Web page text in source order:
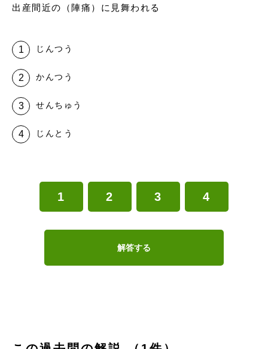
出産間近の（陣痛）に見舞われる
じんつう
かんつう
せんちゅう
じんとう
1 2 3 4
解答する